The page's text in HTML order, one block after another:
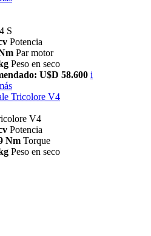
S
Potencia
Par motor
Peso en seco
U$D 58.600 i
Tricolore V4
V4
Potencia
Nm Torque
Peso en seco